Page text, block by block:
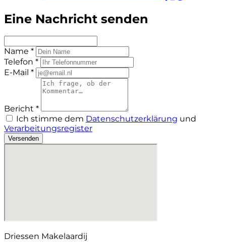
Eine Nachricht senden
Name *
Telefon *
E-Mail *
Bericht *
Ich stimme dem Datenschutzerklärung und
Verarbeitungsregister
Versenden
Driessen Makelaardij